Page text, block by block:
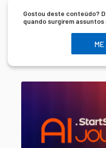
Gostou deste conteúdo?
quando surgirem